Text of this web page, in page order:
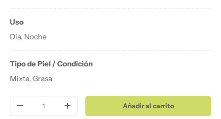
Uso
Día, Noche
Tipo de Piel / Condición
Mixta, Grasa
Disminuir cantidadAumentar la cantidadAñadir al carrito